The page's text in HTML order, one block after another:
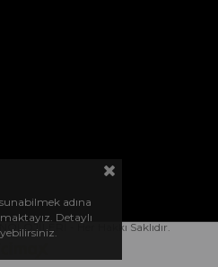
- Her Hakkı Saklıdır.
adına
Detaylı